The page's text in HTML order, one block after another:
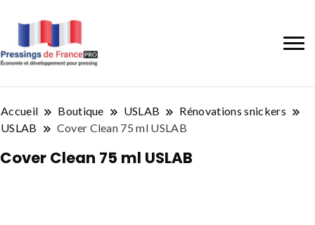
Accueil Boutique USLAB
Rénovations snickers
USLAB
Cover Clean 75 ml USLAB
Cover Clean 75 ml USLAB